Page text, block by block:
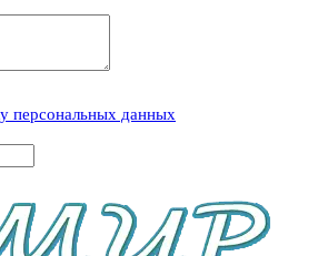
персональных данных